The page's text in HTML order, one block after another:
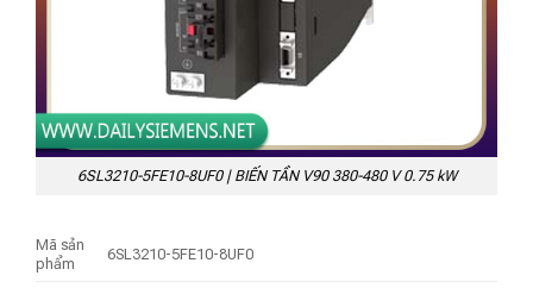
6SL3210-5FE10-8UF0 | BIẾN TẦN V90 380-480 V 0.75 kW
Mã sản
phẩm
6SL3210-5FE10-8UF0